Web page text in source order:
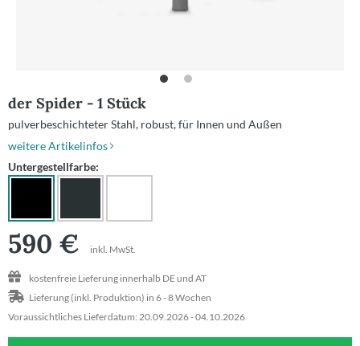
Impressionen
Konto
der Spider - 1 Stück
pulverbeschichteter Stahl robust für Innen und Außen
weitere Artikelinfos
Untergestellfarbe:
590 € inkl. MwSt.
kostenfreie Lieferung innerhalb DE und AT
Lieferung (inkl. Produktion) in 6 - 8 Wochen
Voraussichtliches Lieferdatum: 20.09.2026 - 04.10.2026